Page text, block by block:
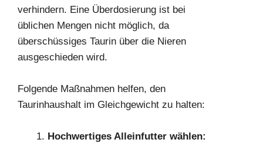
verhindern. Eine Überdosierung ist bei
üblichen Mengen nicht möglich, da
überschüssiges Taurin über die Nieren
ausgeschieden wird.
Folgende Maßnahmen helfen, den
Taurinhaushalt im Gleichgewicht zu halten:
Hochwertiges Alleinfutter wählen: